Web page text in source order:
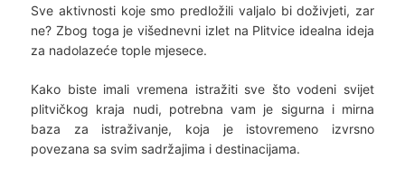
Sve aktivnosti koje smo predložili valjalo bi doživjeti, zar
ne? Zbog toga je višednevni izlet na Plitvice idealna ideja
za nadolazeće tople mjesece.
Kako biste imali vremena istražiti sve što vodeni svijet
plitvičkog kraja nudi, potrebna vam je sigurna i mirna
baza za istraživanje, koja je istovremeno izvrsno
povezana sa svim sadržajima i destinacijama.